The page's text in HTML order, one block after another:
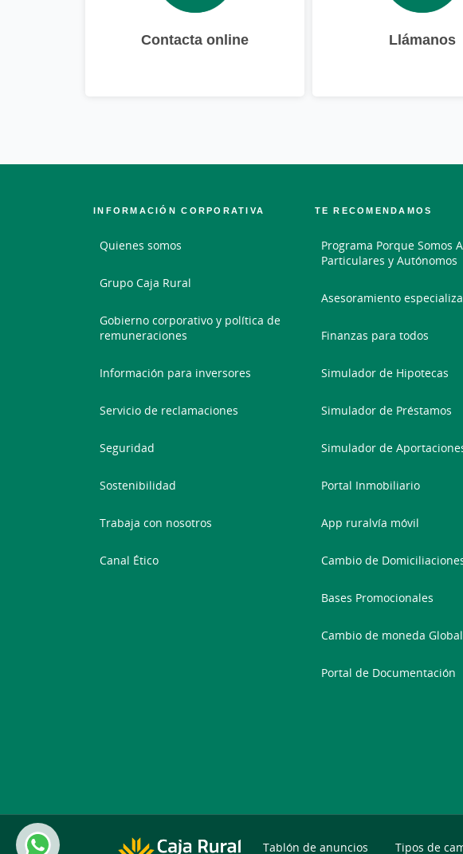
Contacta online Llámanos
INFORMACIÓN CORPORATIVA
Quienes somos
Grupo Caja Rural
Gobierno corporativo y política de
remuneraciones
Información para inversores
Servicio de reclamaciones
Seguridad
Sostenibilidad
Trabaja con nosotros
Canal Ético
TE RECOMENDAMOS
Programa Porque Somos
Particulares y Autónomos
Asesoramiento
Finanzas para todos
Simulador de Hipotecas
Simulador de Préstamos
Simulador de
Portal Inmobiliario
App ruralvía móvil
Cambio de
Bases Promocionales
Cambio de moneda
Portal de Documentación
Tablón de anuncios Tipos de